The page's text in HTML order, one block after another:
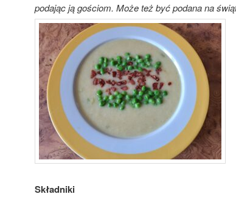
podając ją gościom. Może też być podana na
Składniki